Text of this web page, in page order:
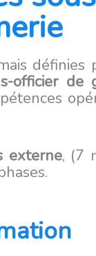
définies
officier de
externe, (7